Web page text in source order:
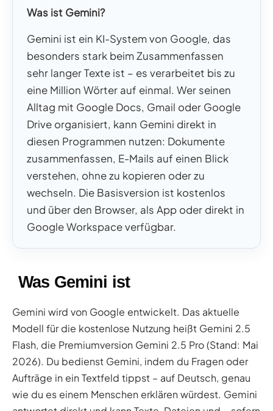
Was ist Gemini?
Gemini ist ein KI-System von Google, das
besonders stark beim Zusammenfassen
sehr langer Texte ist – es verarbeitet bis zu
eine Million Wörter auf einmal. Wer seinen
Alltag mit Google Docs, Gmail oder Google
Drive organisiert, kann Gemini direkt in
diesen Programmen nutzen: Dokumente
zusammenfassen, E-Mails auf einen Blick
verstehen, ohne zu kopieren oder zu
wechseln. Die Basisversion ist kostenlos
und über den Browser, als App oder direkt in
Google Workspace verfügbar.
Was Gemini ist
Gemini wird von Google entwickelt. Das aktuelle
Modell für die kostenlose Nutzung heißt Gemini 2.5
Flash, die Premiumversion Gemini 2.5 Pro (Stand: Mai
2026). Du bedienst Gemini, indem du Fragen oder
Aufträge in ein Textfeld tippst – auf Deutsch, genau
wie du es einem Menschen erklären würdest. Gemini